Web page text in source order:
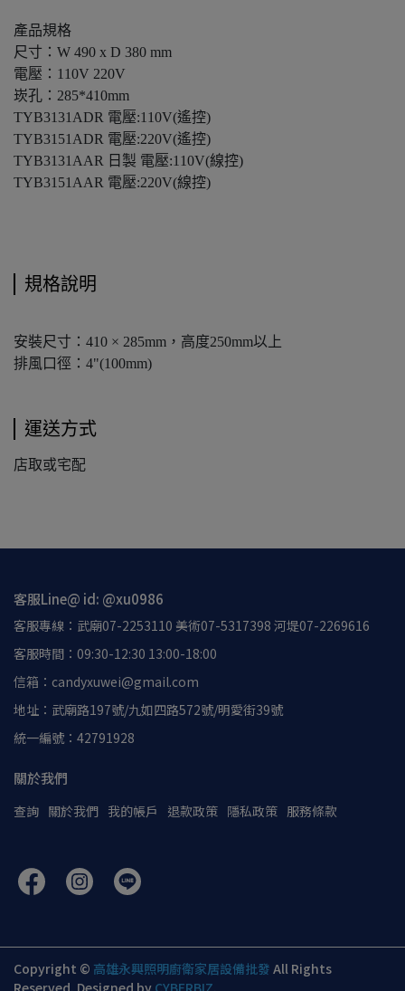
產品規格
尺寸：W 490 x D 380 mm
電壓：110V 220V
崁孔：285*410mm
TYB3131ADR 電壓:110V(遙控)
TYB3151ADR 電壓:220V(遙控)
TYB3131AAR 日製 電壓:110V(線控)
TYB3151AAR 電壓:220V(線控)
規格說明
安裝尺寸：410 × 285mm，高度250mm以上
排風口徑：4"(100mm)
運送方式
店取或宅配
客服Line@ id: @xu0986
客服專線：武廟07-2253110 美術07-5317398 河堤07-2269616
客服時間：09:30-12:30 13:00-18:00
信箱：candyxuwei@gmail.com
地址：武廟路197號/九如四路572號/明愛街39號
統一編號：42791928
關於我們
查詢 關於我們 我的帳戶 退款政策 隱私政策 服務條款
Copyright © 高雄永興照明廚衛家居設備批發 All Rights
Reserved. Designed by CYBERBIZ